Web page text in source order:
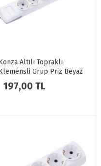
Altılı Topraklı
Grup Priz Beyaz
197,00 TL